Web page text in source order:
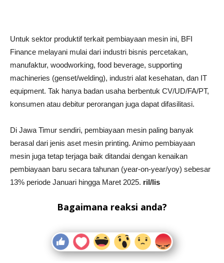
Untuk sektor produktif terkait pembiayaan mesin ini, BFI
Finance melayani mulai dari industri bisnis percetakan,
manufaktur, woodworking, food beverage, supporting
machineries (genset/welding), industri alat kesehatan, dan IT
equipment. Tak hanya badan usaha berbentuk CV/UD/FA/PT,
konsumen atau debitur perorangan juga dapat difasilitasi.
Di Jawa Timur sendiri, pembiayaan mesin paling banyak
berasal dari jenis aset mesin printing. Animo pembiayaan
mesin juga tetap terjaga baik ditandai dengan kenaikan
pembiayaan baru secara tahunan (year-on-year/yoy) sebesar
13% periode Januari hingga Maret 2025. ril/lis
Bagaimana reaksi anda?